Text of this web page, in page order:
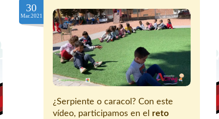
Nuestro centro
Contacto
30
Mar.2021
¿Serpiente o caracol? Con este
vídeo, participamos en el reto